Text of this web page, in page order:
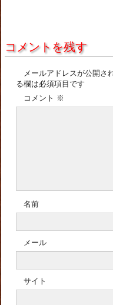
コメントを残す
メールアドレスが公開さ
る欄は必須項目です
コメント ※
名前
メール
サイト